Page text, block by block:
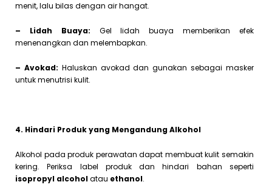
menit, lalu bilas dengan air hangat.
– Lidah Buaya: Gel lidah buaya memberikan efek
menenangkan dan melembapkan.
– Avokad: Haluskan avokad dan gunakan sebagai masker
untuk menutrisi kulit.
4. Hindari Produk yang Mengandung Alkohol
Alkohol pada produk perawatan dapat membuat kulit semakin
kering. Periksa label produk dan hindari bahan seperti
isopropyl alcoholatau ethanol.